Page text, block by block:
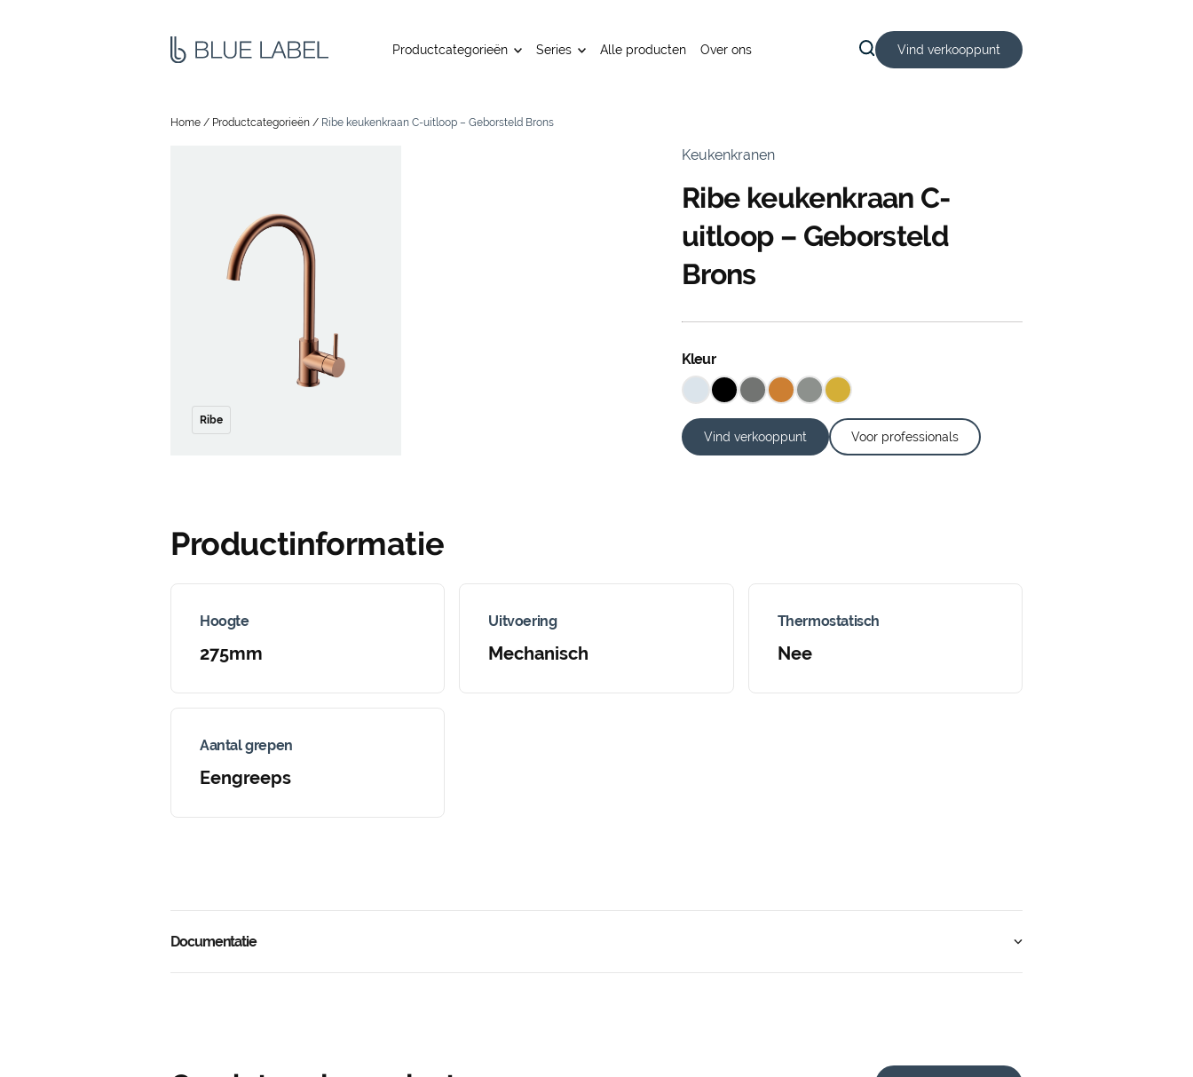
Productcategorieën Series Alle producten Over ons Vind verkooppunt
Home / Productcategorieën / Ribe keukenkraan C-uitloop – Geborsteld Brons
Ribe
Keukenkranen
Ribe keukenkraan C-
uitloop – Geborsteld
Brons
Kleur
Vind verkooppunt Voor professionals
Productinformatie
Hoogte
275mm
Uitvoering
Mechanisch
Thermostatisch
Nee
Aantal grepen
Eengreeps
Documentatie